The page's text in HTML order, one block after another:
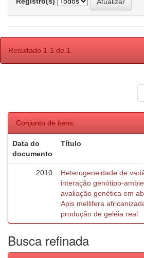
Resultado 1-1 de 1.
Conjunto de itens:
Data do
documento
Título
2010
Heterogeneidade de
interação genótipo-
avaliação genética em
Apis mellifera
produção de geléia real
Busca refinada